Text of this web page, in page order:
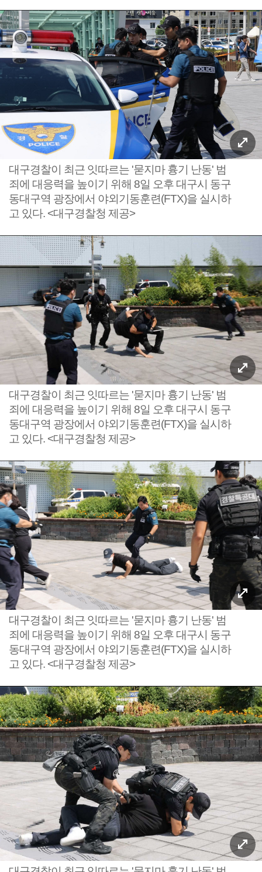
대구경찰이 최근 잇따르는 '묻지마 흉기 난동' 범
죄에 대응력을 높이기 위해 8일 오후 대구시 동구
동대구역 광장에서 야외기동훈련(FTX)을 실시하
고 있다. <대구경찰청 제공>
대구경찰이 최근 잇따르는 '묻지마 흉기 난동' 범
죄에 대응력을 높이기 위해 8일 오후 대구시 동구
동대구역 광장에서 야외기동훈련(FTX)을 실시하
고 있다. <대구경찰청 제공>
대구경찰이 최근 잇따르는 '묻지마 흉기 난동' 범
죄에 대응력을 높이기 위해 8일 오후 대구시 동구
동대구역 광장에서 야외기동훈련(FTX)을 실시하
고 있다. <대구경찰청 제공>